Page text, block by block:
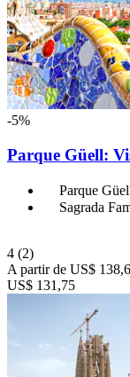
-5%
Parque Güell:
Parque
Sagrada
4 (2)
A partir de US$
US$ 131,75